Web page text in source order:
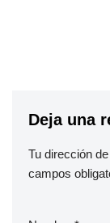
Deja una
Tu dirección
campos